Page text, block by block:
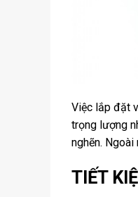
Việc lắp đặt
trọng lượng
nghẽn.
TIẾT